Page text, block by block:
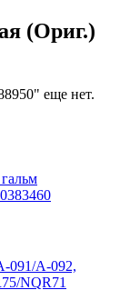
(Ориг.)
еще нет.